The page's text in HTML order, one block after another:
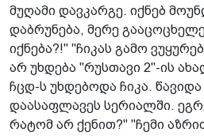
მუღამი დავკარგე. იქნებ
დაბრუნება, მერე
იქნება?!" "ჩიკას გამო
არ უხდება "რუსთავი 2"-ის
ჩცდ-ს უხდებოდა ჩიკა.
დაასაფლავეს სერიალში.
რატომ არ ქენით?" "ჩემი